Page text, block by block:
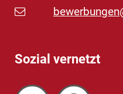
Sozial vernetzt